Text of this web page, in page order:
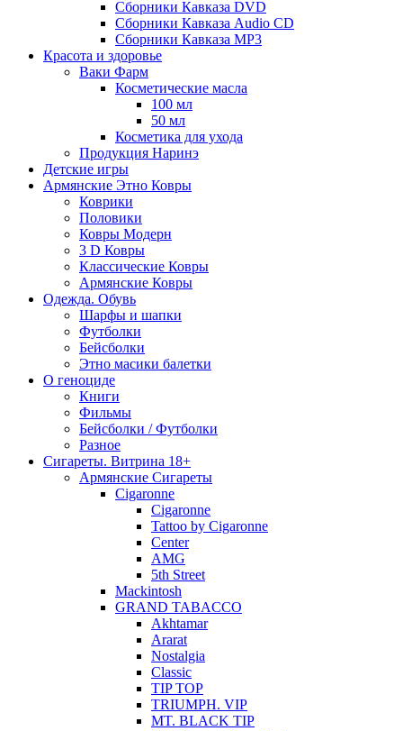
Сборники Кавказа DVD
Сборники Кавказа Audio CD
Сборники Кавказа MP3
Красота и здоровье
Ваки Фарм
Косметические масла
100 мл
50 мл
Косметика для ухода
Продукция Наринэ
Детские игры
Армянские Этно Ковры
Коврики
Половики
Ковры Модерн
3 D Ковры
Классические Ковры
Армянские Ковры
Одежда. Обувь
Шарфы и шапки
Футболки
Бейсболки
Этно масики балетки
О геноциде
Книги
Фильмы
Бейсболки / Футболки
Разное
Сигареты. Витрина 18+
Армянские Сигареты
Cigaronne
Cigaronne
Tattoo by Cigaronne
Center
AMG
5th Street
Mackintosh
GRAND TABACCO
Akhtamar
Ararat
Nostalgia
Classic
TIP TOP
TRIUMPH. VIP
MT. BLACK TIP